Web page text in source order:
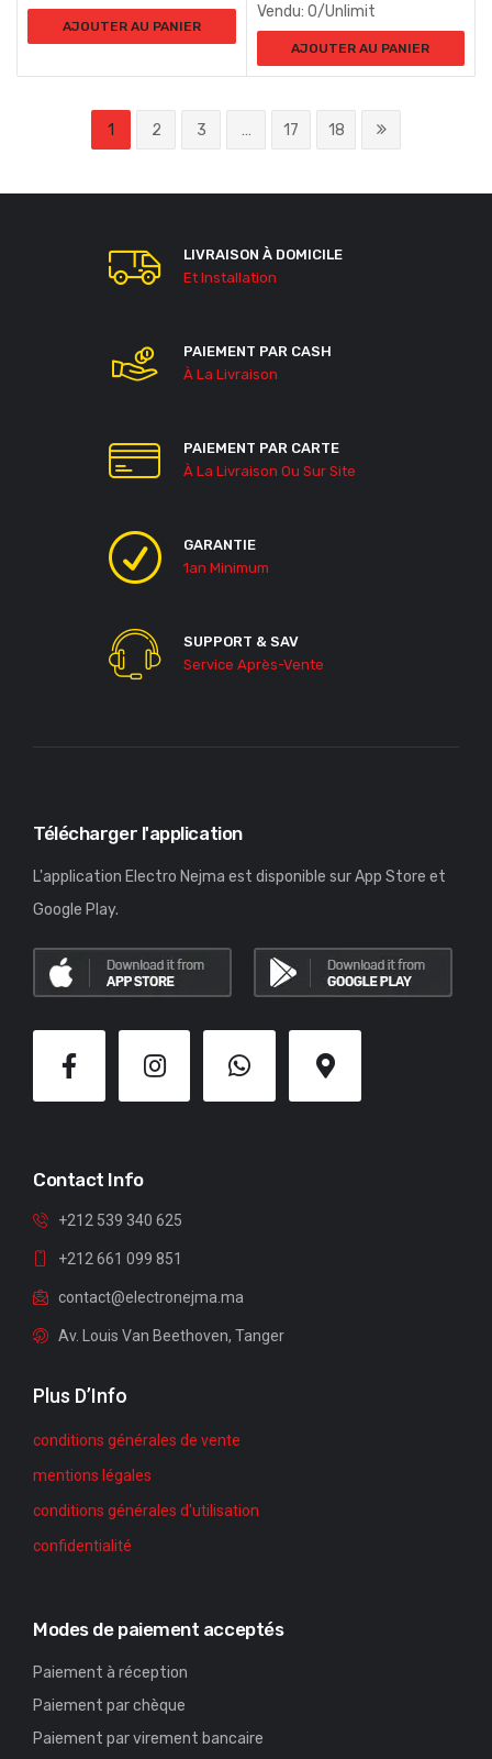
AJOUTER AU PANIER
Vendu: 0/Unlimit
AJOUTER AU PANIER
1 2 3 … 17 18
LIVRAISON À DOMICILE
Et Installation
PAIEMENT PAR CASH
À La Livraison
PAIEMENT PAR CARTE
À La Livraison Ou Sur Site
GARANTIE
1an Minimum
SUPPORT & SAV
Service Après-Vente
Télécharger l'application
L'application Electro Nejma est disponible sur App Store et
Google Play.
Contact Info
+212 539 340 625
+212 661 099 851
contact@electronejma.ma
Av. Louis Van Beethoven, Tanger
Plus D’Info
conditions générales de vente
mentions légales
conditions générales d'utilisation
confidentialité
Modes de paiement acceptés
Paiement à réception
Paiement par chèque
Paiement par virement bancaire